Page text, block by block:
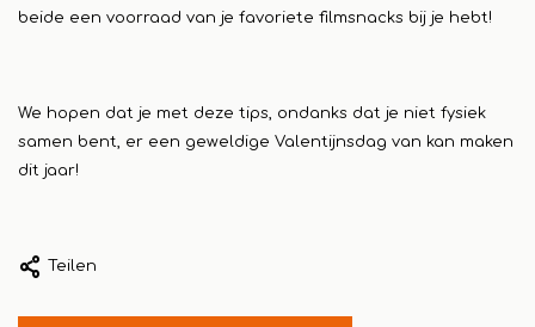
beide een voorraad van je favoriete filmsnacks bij je hebt!
We hopen dat je met deze tips, ondanks dat je niet fysiek
samen bent, er een geweldige Valentijnsdag van kan maken
dit jaar!
Teilen